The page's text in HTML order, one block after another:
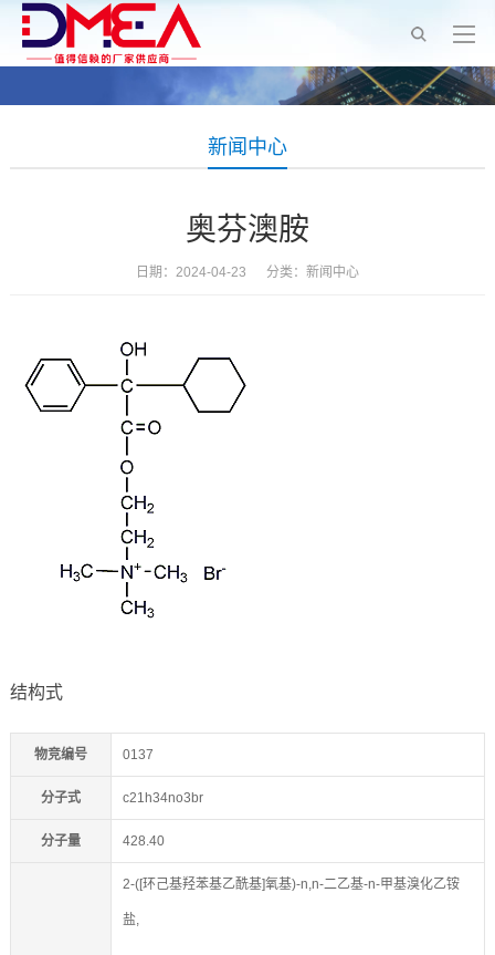
新闻中心
奥芬澳胺
日期：2024-04-23 分类： 新闻中心
结构式
物竞编号 0137
分子式 c21h34no3br
分子量 428.40
2-([环己基羟苯基乙酰基]氧基)-n,n-二乙基-n-甲基溴化乙铵
盐,